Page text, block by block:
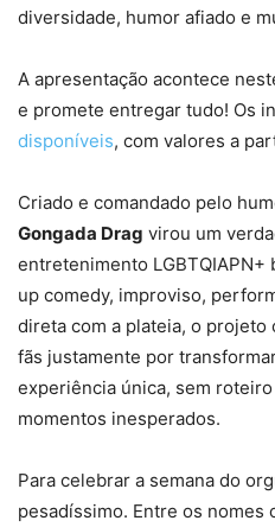
diversidade, humor afiado e
A apresentação acontece
e promete entregar tudo! Os
disponíveis, com valores a
Criado e comandado pelo
Gongada Drag virou um
entretenimento
up comedy, improviso,
direta com a plateia, o projeto
fãs justamente por
experiência única, sem
momentos inesperados.
Para celebrar a semana do
pesadíssimo. Entre os nomes